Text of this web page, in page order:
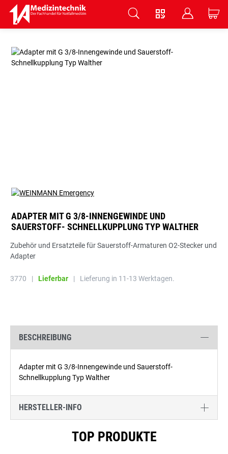
V B C
ADAPTER MIT G 3/8-INNENGEWINDE UND
SAUERSTOFF- SCHNELLKUPPLUNG TYP WALTHER
Zubehör und Ersatzteile für Sauerstoff-Armaturen O2-Stecker und
Adapter
3770 | Lieferbar | Lieferung in 11-13 Werktagen.
BESCHREIBUNG
Adapter mit G 3/8-Innengewinde und Sauerstoff-
Schnellkupplung Typ Walther
HERSTELLER-INFO
TOP PRODUKTE